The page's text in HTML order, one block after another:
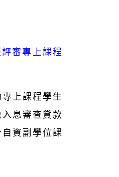
評審專上課程
上課程學生
息審查貸款
資副學位課